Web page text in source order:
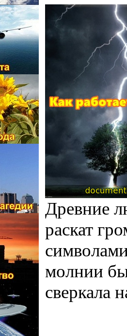
Древние
раскат
молнии
сверкала